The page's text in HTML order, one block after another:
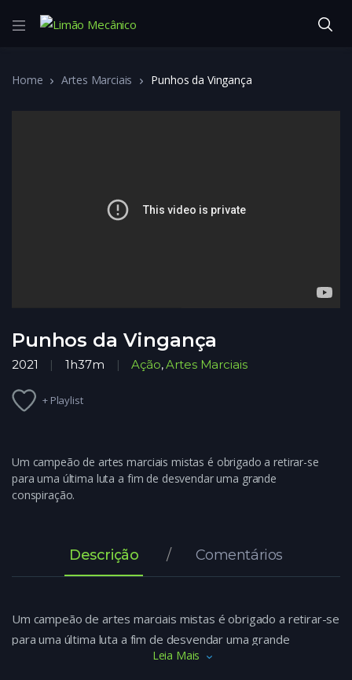
Home Artes Marciais Punhos da Vingança
Punhos da Vingança
2021 1h37m Ação,Artes Marciais
+ Playlist
Um campeão de artes marciais mistas é obrigado a retirar-se
para uma última luta a fim de desvendar uma grande
conspiração.
Descrição Comentários
Um campeão de artes marciais mistas é obrigado a retirar-se
para uma última luta a fim de desvendar uma grande
Leia Mais